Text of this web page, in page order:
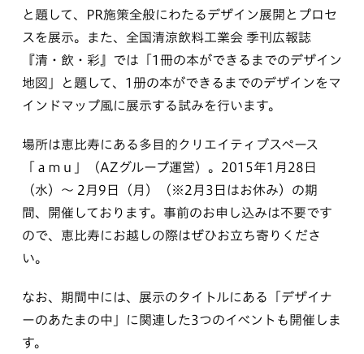
と題して、PR施策全般にわたるデザイン展開とプロセ
スを展示。また、全国清涼飲料工業会 季刊広報誌
『清・飲・彩』では「1冊の本ができるまでのデザイン
地図」と題して、1册の本ができるまでのデザインをマ
インドマップ風に展示する試みを行います。
場所は恵比寿にある多目的クリエイティブスペース
「ａｍｕ」（AZグループ運営）。2015年1月28日
（水）〜 2月9日（月）（※2月3日はお休み）の期
間、開催しております。事前のお申し込みは不要です
ので、恵比寿にお越しの際はぜひお立ち寄りくださ
い。
なお、期間中には、展示のタイトルにある「デザイナ
ーのあたまの中」に関連した3つのイベントも開催しま
す。